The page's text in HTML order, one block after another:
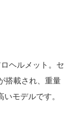
ヘルメット。セ
搭載され、重量
モデルです。